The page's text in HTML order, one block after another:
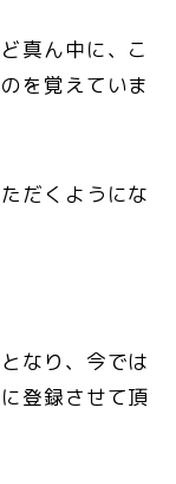
真ん中に、こ
を覚えていま
だくようにな
なり、今では
登録させて頂